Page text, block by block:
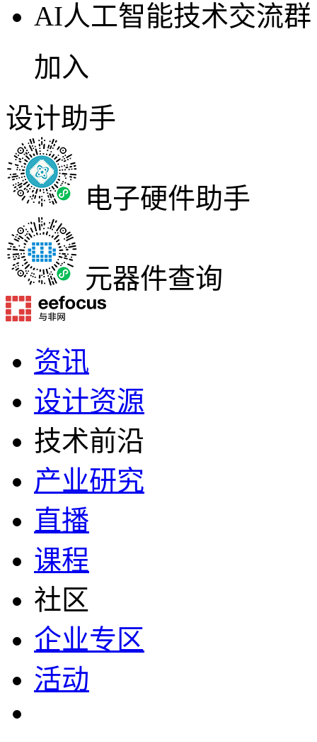
AI人工智能技术交流群
加入
设计助手
电子硬件助手
元器件查询
资讯
设计资源
技术前沿
产业研究
直播
课程
社区
企业专区
活动